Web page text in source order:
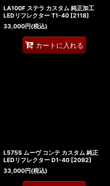
LA100F ステラ カスタム 純正加工
LEDリフレクター T1-40 [2118]
33,000円(税込)
カートに入れる
L575S ムーヴ コンテ カスタム 純正
LEDリフレクター D1-40 [2092]
33,000円(税込)